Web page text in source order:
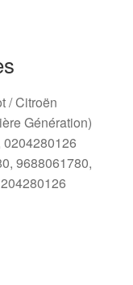
/ Citroën
Génération)
9688061780,